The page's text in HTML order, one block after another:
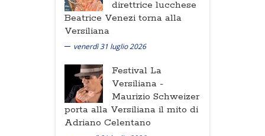
direttrice lucchese
Beatrice Venezi torna alla
Versiliana
venerdì 31 luglio 2026
Festival La
Versiliana -
Maurizio Schweizer
porta alla Versiliana il mito di
Adriano Celentano